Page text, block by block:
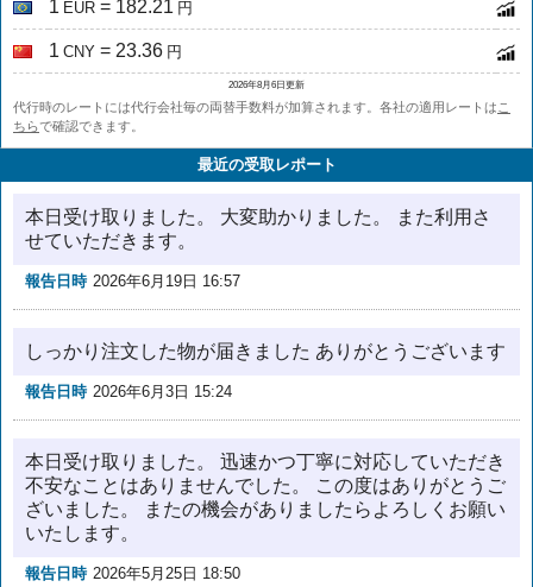
1 EUR = 182.21 円
1 CNY = 23.36 円
2026年8月6日更新
代行時のレートには代行会社毎の両替手数料が加算されます。各社の適用レートは こ
ちらで確認できます。
最近の受取レポート
本日受け取りました。 大変助かりました。 また利用さ
せていただきます。
報告日時 2026年6月19日 16:57
しっかり注文した物が届きました ありがとうございます
報告日時 2026年6月3日 15:24
本日受け取りました。 迅速かつ丁寧に対応していただき
不安なことはありませんでした。 この度はありがとうご
ざいました。 またの機会がありましたらよろしくお願い
いたします。
報告日時 2026年5月25日 18:50